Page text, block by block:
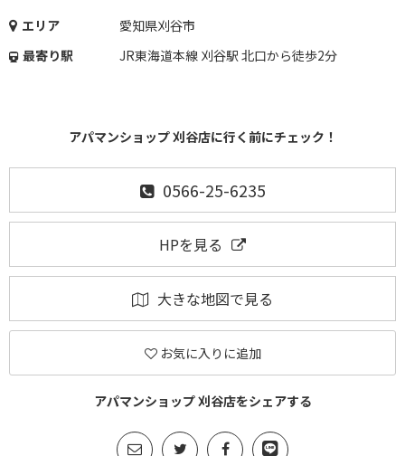
エリア
愛知県刈谷市
最寄り駅
JR東海道本線 刈谷駅 北口から徒歩2分
アパマンショップ 刈谷店に行く前にチェック！
0566-25-6235
HPを見る
大きな地図で見る
お気に入りに追加
アパマンショップ 刈谷店をシェアする